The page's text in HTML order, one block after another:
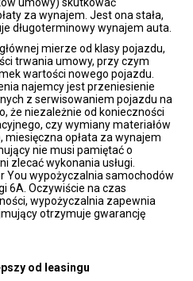
za wynajem. Jest ona stała,
długoterminowy wynajem auta.
mierze od klasy pojazdu,
trwania umowy, przy czym
wartości nowego pojazdu.
najemcy jest przeniesienie
z serwisowaniem pojazdu na
że niezależnie od konieczności
czy wymiany materiałów
opłata za wynajem
nie musi pamiętać o
zlecać wykonania usługi.
You wypożyczalnia samochodów
6A. Oczywiście na czas
wypożyczalnia zapewnia
otrzymuje gwarancję
od leasingu